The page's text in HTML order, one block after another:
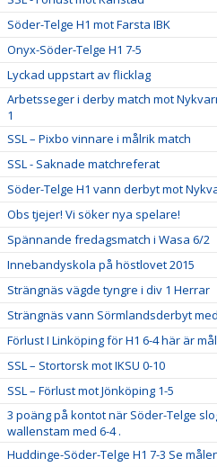
Söder-Telge H1 mot Farsta IBK
Onyx-Söder-Telge H1 7-5
Lyckad uppstart av flicklag
Arbetsseger i derby match mot
1
SSL – Pixbo vinnare i målrik match
SSL - Saknade matchreferat
Söder-Telge H1 vann derbyt mot
Obs tjejer! Vi söker nya spelare!
Spännande fredagsmatch i Wasa 6/2
Innebandyskola på höstlovet 2015
Strängnäs vägde tyngre i div 1 Herrar
Strängnäs vann Sörmlandsderbyt
Förlust I Linköping för H1 6-4 här är
SSL – Stortorsk mot IKSU 0-10
SSL – Förlust mot Jönköping 1-5
3 poäng på kontot när Söder-Telge
wallenstam med 6-4 .
Huddinge-Söder-Telge H1 7-3 Se